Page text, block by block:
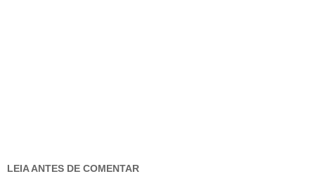
LEIA ANTES DE COMENTAR